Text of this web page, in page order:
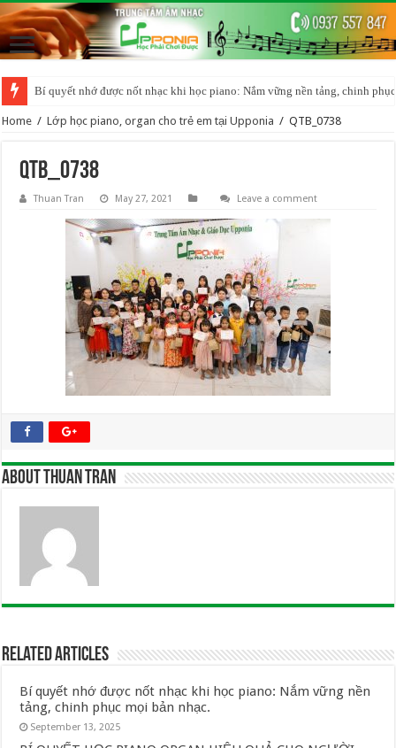
Bí quyết nhớ được nốt nhạc khi học piano: Nắm vững nền tảng, chinh
Home / Lớp học piano, organ cho trẻ em tại Upponia / QTB_0738
QTB_0738
Thuan Tran May 27, 2021 Leave a comment
About Thuan Tran
Related Articles
Bí quyết nhớ được nốt nhạc khi học piano: Nắm vững nền
tảng, chinh phục mọi bản nhạc.
September 13, 2025